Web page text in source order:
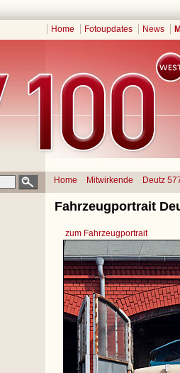
Home Fotoupdates News
Home Mitwirkende Deutz
Fahrzeugportrait
zum Fahrzeugportrait